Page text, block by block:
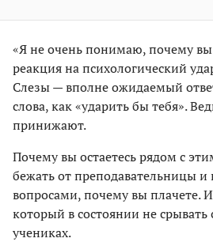
«Я не очень понимаю, почему вы
реакция на психологический
Слезы — вполне ожидаемый
слова, как «ударить бы тебя».
принижают.
Почему вы остаетесь рядом с
бежать от преподавательницы и
вопросами, почему вы плачете.
который в состоянии не срывать
учениках.